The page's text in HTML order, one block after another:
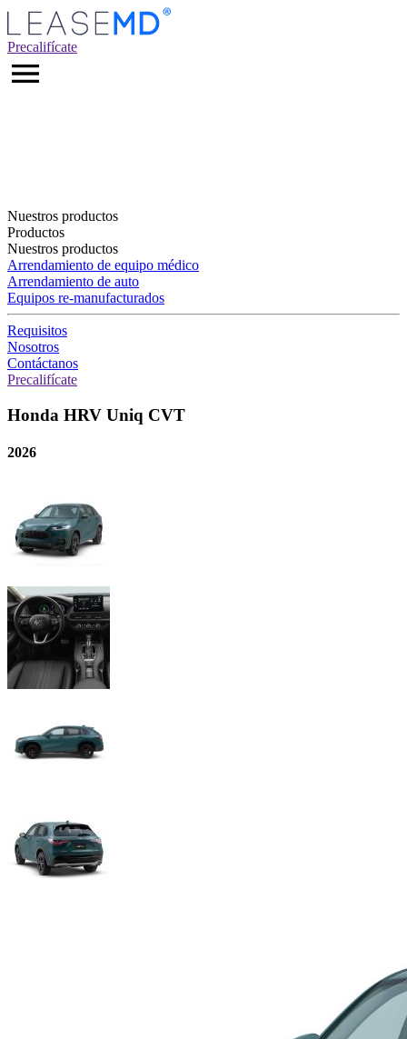
Precalifícate
Nuestros productos
Productos
Nuestros productos
Arrendamiento de equipo médico
Arrendamiento de auto
Equipos re-manufacturados
Requisitos
Nosotros
Contáctanos
Precalifícate
Honda HRV Uniq CVT
2026